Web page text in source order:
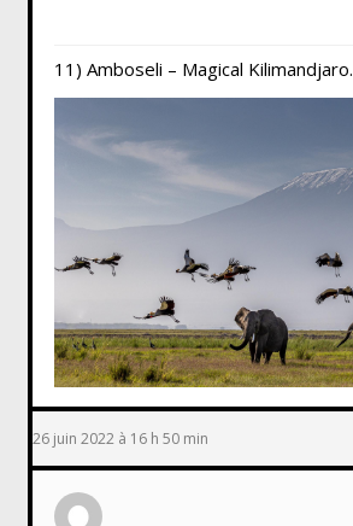
11) Amboseli – Magical Kilimandjaro.
26 juin 2022 à 16 h 50 min